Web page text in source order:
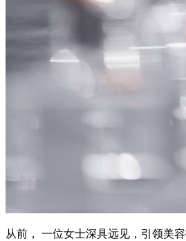
从前， 一位女士深具远见，引领美